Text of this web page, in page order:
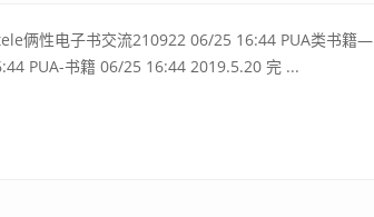
俩性电子书交流210922 06/25 16:44 PUA类书籍—
PUA-书籍 06/25 16:44 2019.5.20 完 ...